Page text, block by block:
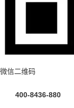
微信二维码
400-8436-880